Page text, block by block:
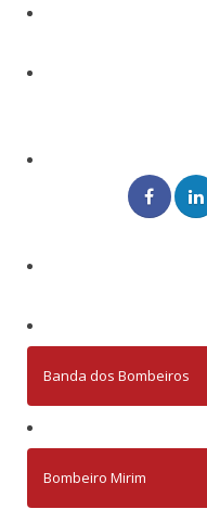
Banda dos Bombeiros
Bombeiro Mirim